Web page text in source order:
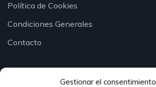
Gestionar el consentimiento
Política de Cookies
Condiciones Generales
Contacto